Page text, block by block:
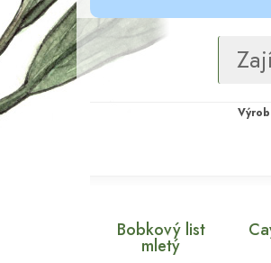
Bobkový list
mletý